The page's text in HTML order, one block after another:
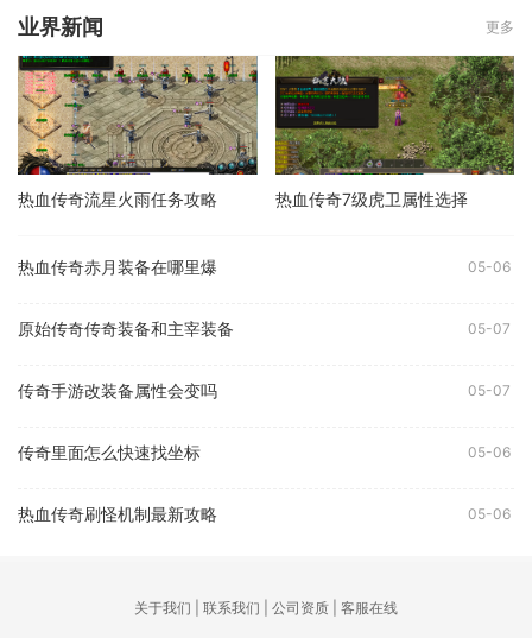
业界新闻 更多
热血传奇流星火雨任务攻略 热血传奇7级虎卫属性选择
热血传奇赤月装备在哪里爆 05-06
原始传奇传奇装备和主宰装备 05-07
传奇手游改装备属性会变吗 05-07
传奇里面怎么快速找坐标 05-06
热血传奇刷怪机制最新攻略 05-06
关于我们 | 联系我们 | 公司资质 | 客服在线